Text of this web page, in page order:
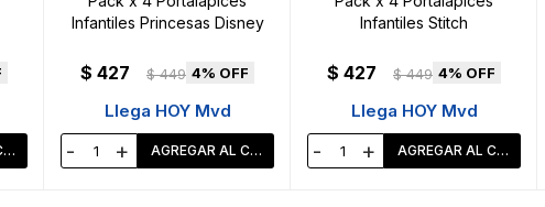
Infantiles Princesas Disney
$ 427 $ 449 4
Llega HOY Mvd
- +
Infantiles Stitch
$ 427 $ 449 4
Llega HOY Mvd
- +